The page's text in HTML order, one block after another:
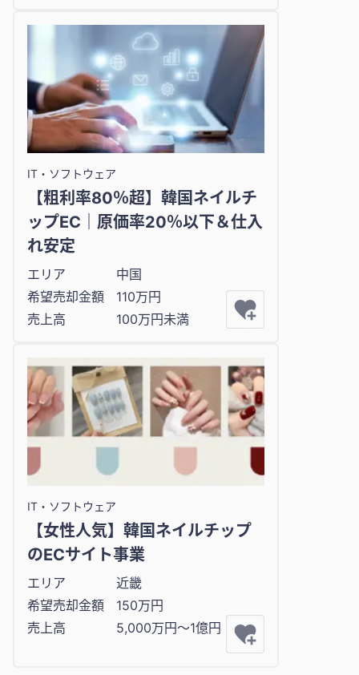
IT・ソフトウェア
【粗利率80％超】韓国ネイルチ
ップEC｜原価率20％以下＆仕入
れ安定
エリア
中国
希望売却金額
110万円
売上高
100万円未満
IT・ソフトウェア
【女性人気】韓国ネイルチップ
のECサイト事業
エリア
近畿
希望売却金額
150万円
売上高
5,000万円〜1億円